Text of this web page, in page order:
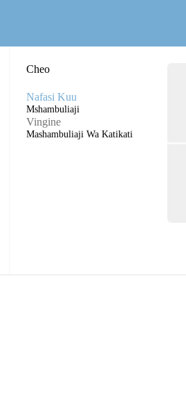
Cheo
Nafasi Kuu
Mshambuliaji
Vingine
Mashambuliaji Wa Katikati